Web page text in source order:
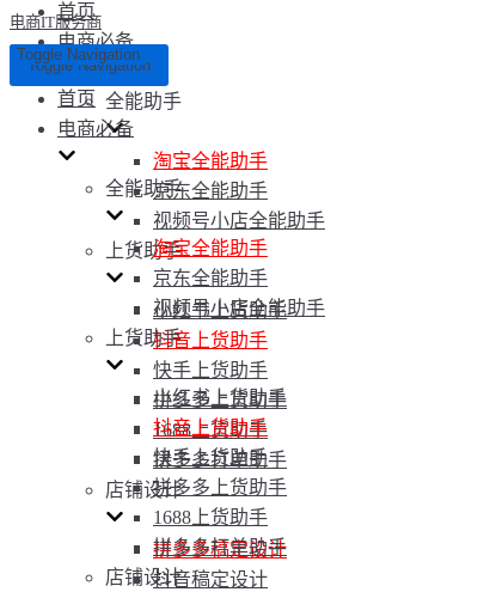
首页
电商必备
全能助手
淘宝全能助手
京东全能助手
视频号小店全能助手
上货助手
小红书上货助手
抖音上货助手
快手上货助手
拼多多上货助手
1688上货助手
拼多多打单助手
店铺设计
拼多多稿定设计
抖音稿定设计
电商IT服务商
Toggle Navigation
Toggle Navigation
首页
电商必备
全能助手
淘宝全能助手
京东全能助手
视频号小店全能助手
上货助手
小红书上货助手
抖音上货助手
快手上货助手
拼多多上货助手
1688上货助手
拼多多打单助手
店铺设计